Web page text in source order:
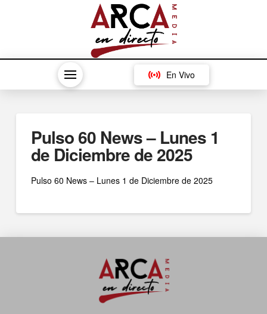
En Vivo
Pulso 60 News – Lunes 1
de Diciembre de 2025
Pulso 60 News – Lunes 1 de Diciembre de 2025